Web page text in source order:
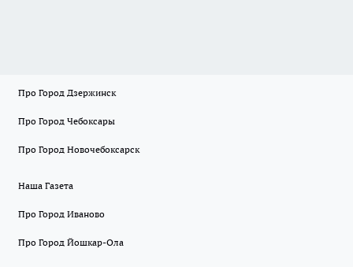
Про Город Дзержинск
Про Город Чебоксары
Про Город Новочебоксарск
Наша Газета
Про Город Иваново
Про Город Йошкар-Ола